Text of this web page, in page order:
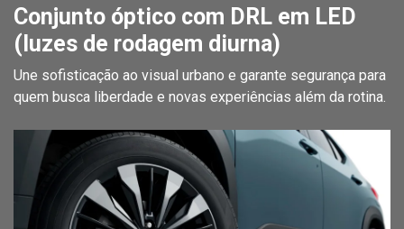
Conjunto óptico com DRL em LED
(luzes de rodagem diurna)
Une sofisticação ao visual urbano e garante segurança para
quem busca liberdade e novas experiências além da rotina.